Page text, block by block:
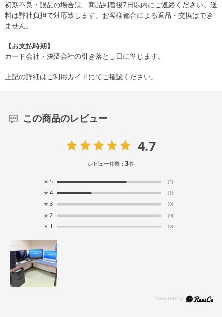
初期不良・誤品の場合は、商品到着後7日以内にご連絡ください。送
料は弊社負担で対応致します。お客様都合による返品・交換はでき
ません。
【お支払時期】
カード会社・決済会社の引き落とし日に準じます。
上記の詳細はご利用ガイドにてご確認ください。
この商品のレビュー
4.7
レビュー件数：3件
★ 5 (2)
★ 4 (1)
★ 3 (0)
★ 2 (0)
★ 1 (0)